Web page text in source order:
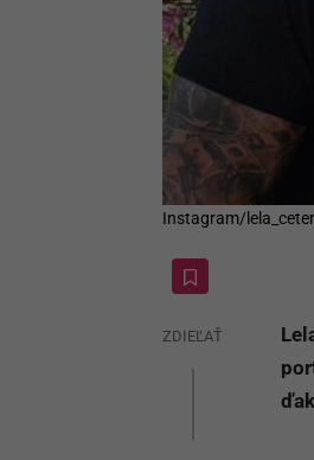
Instagram/
ZDIEĽAŤ